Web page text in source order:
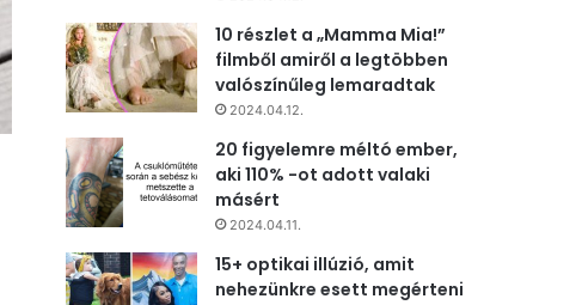
10 részlet a „Mamma Mia!”
filmből amiről a legtöbben
valószínűleg lemaradtak
2024.04.12.
20 figyelemre méltó ember,
aki 110% -ot adott valaki
másért
2024.04.11.
15+ optikai illúzió, amit
nehezünkre esett megérteni